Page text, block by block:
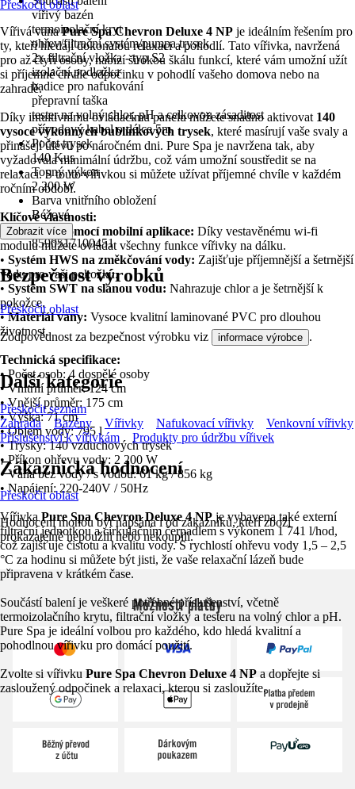
vířivý bazén
termoizolační kryt
ohřev/filtrační systém/pumpa trysek
2x filtrační vložka - typ S2
izolační podložka
hadice pro nafukování
přepravní taška
tester na volný chlor, pH a celkovou zásaditost
přívodový kabel o délce 5m
Počet trysek
140 Kus
Topný výkon
2 200 W
Barva vnitřního obložení
Béžová
EAN
8590517100451
Přeskočit oblast
Vířivá vanaPure Spa Chevron Deluxe 4 NP je ideálním řešením pro
ty, kteří hledají dokonalou relaxaci a pohodlí. Tato vířivka, navržená
pro až čtyři osoby, nabízí širokou škálu funkcí, které vám umožní užít
si příjemné chvíle odpočinku v pohodlí vašeho domova nebo na
zahradě.
Díky intuitivnímu ovládacímu panelu můžete snadno aktivovat 140
vysoce výkonných bublinkových trysek, které masírují vaše svaly a
přinášejí úlevu po náročném dni. Pure Spa je navržena tak, aby
vyžadovala minimální údržbu, což vám umožní soustředit se na
relaxaci. S touto vířivkou si můžete užívat příjemné chvíle v každém
ročním období.
Klíčové vlastnosti:
•Ovládání pomocí mobilní aplikace: Díky vestavěnému wi-fi
modulu můžete ovládat všechny funkce vířivky na dálku.
• Systém HWS na změkčování vody: Zajišťuje příjemnější a šetrnější
vodu pro vaši pokožku.
• Systém SWT na slanou vodu: Nahrazuje chlor a je šetrnější k
pokožce.
•Materiál vany: Vysoce kvalitní laminované PVC pro dlouhou
životnost.
Technická specifikace:
• Počet osob: 4 dospělé osoby
• Vnitřní průměr: 124 cm
• Vnější průměr: 175 cm
• Výška: 71 cm
• Objem vody: 795 l
• Trysky: 140 vzduchových trysek
• Příkon ohřevu vody: 2 200 W
• Váha bez vody / s vodou: 61 kg / 856 kg
• Napájení: 220-240V / 50Hz
Vířivka Pure Spa Chevron Deluxe 4 NP je vybavena také externí
filtrační jednotkou a cirkulačním čerpadlem s výkonem 1 741 l/hod,
což zajišťuje čistotu a kvalitu vody. S rychlostí ohřevu vody 1,5 – 2,5
°C za hodinu si můžete být jisti, že vaše relaxační lázeň bude
připravena v krátkém čase.
Součástí balení je veškeré potřebné příslušenství, včetně
termoizolačního krytu, filtrační vložky a testeru na volný chlor a pH.
Pure Spa je ideální volbou pro každého, kdo hledá kvalitní a
pohodlnou vířivku pro domácí použití.
Zvolte si vířivku Pure Spa Chevron Deluxe 4 NP a dopřejte si
zasloužený odpočinek a relaxaci, kterou si zasloužíte.
Zobrazit více
Bezpečnost výrobků
Přeskočit oblast
Zodpovědnost za bezpečnost výrobku viz informace výrobce .
Další kategorie
Přeskočit seznam
Zahrada
Bazény Vířivky Nafukovací vířivky
Venkovní vířivky
Příslušenství k vířivkám
Produkty pro údržbu vířivek
Zákaznická hodnocení
Přeskočit oblast
Hodnocení mohou být napsána i od zákazníků, kteří zboží
prokazatelně nepoužili nebo nekoupili.
Možnosti platby